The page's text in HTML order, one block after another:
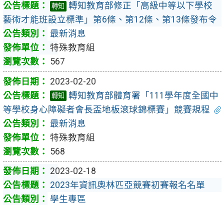
轉知
轉知教育部修正「高級中等以下學校
藝術才能班設立標準」第6條、第12條、第13條發布令
最新消息
特殊教育組
567
2023-02-20
轉知
轉知教育部體育署「111學年度全國中
等學校身心障礙者會長盃地板滾球錦標賽」競賽規程
最新消息
特殊教育組
568
2023-02-18
2023年資訊奧林匹亞競賽初賽報名名單
學生專區